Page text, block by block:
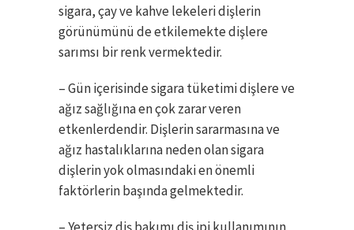
sigara, çay ve kahve lekeleri dişlerin
görünümünü de etkilemekte dişlere
sarımsı bir renk vermektedir.
– Gün içerisinde sigara tüketimi dişlere ve
ağız sağlığına en çok zarar veren
etkenlerdendir. Dişlerin sararmasına ve
ağız hastalıklarına neden olan sigara
dişlerin yok olmasındaki en önemli
faktörlerin başında gelmektedir.